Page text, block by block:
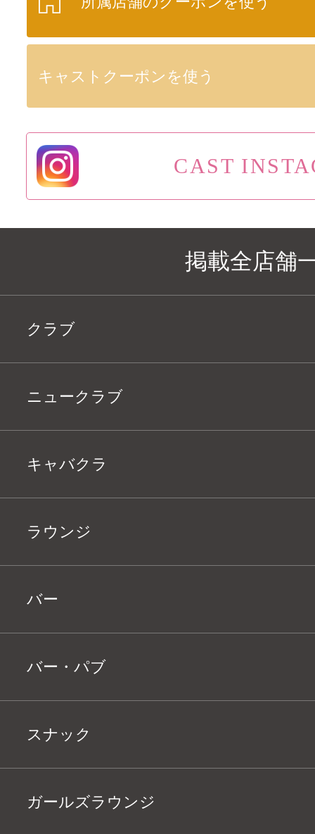
キャストクーポンを使う
CAST
掲載全店舗
クラブ
ニュークラブ
キャバクラ
ラウンジ
バー
バー・パブ
スナック
ガールズラウンジ